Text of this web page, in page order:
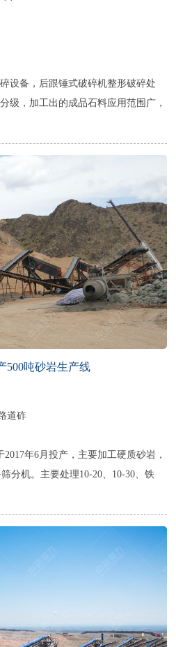
设备，后跟锤式破碎机整形破碎处
级，加工出的成品石料应用范围广，
500吨砂岩生产线
道砟
年6月投产，主要加工硬质砂岩，
分机。主要处理10-20、10-30、铁